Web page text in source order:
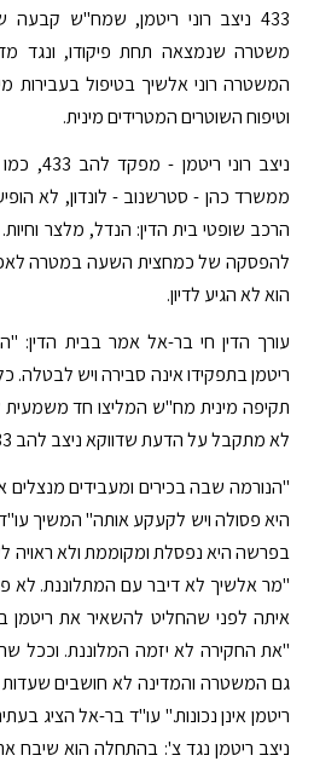
433 ניצב רוני ריטמן, שמח"ש
משטרה שנמצאה תחת פיקודו, ונגד
המשטרה רוני אלשיך בטיפול בעבירות
וטיפוח השוטרים המטרידים מינית.
ניצב
ממשרד כהן - סטרשנוב - לונדון, לא
הרכב שופטי בית הדין: הנדל, מלצר
להפסקה של כמחצית השעה במטרה
הוא לא הגיע לדיון.
עורך הדין חי בר-אל אמר בבית
ריטמן בתפקידו אינה סבירה ויש לבטלה.
תקיפה מינית מח"ש המליצו חד משמעית
לא מתקבל על הדעת שדווקא ניצב להב 433 יקבל הקלה כזאת".
"הנורמה שבה בכירים ומעבידים מנצלים
היא פסולה ויש לקעקע אותה" המשיך
בפרשה היא נפסלת ומקוממת ולא ראויה
"מר אלשיך לא דיבר עם המתלוננת. לא
איתה לפני שהחליט להשאיר את ריטמן
"את החקירה לא יזמה המלוננת. וככל
גם המשטרה והמדינה לא חושבים שעדות
ריטמן אינן נכונות." עו"ד בר-אל הציג
ניצב ריטמן נגד צ': בהתחלה הוא